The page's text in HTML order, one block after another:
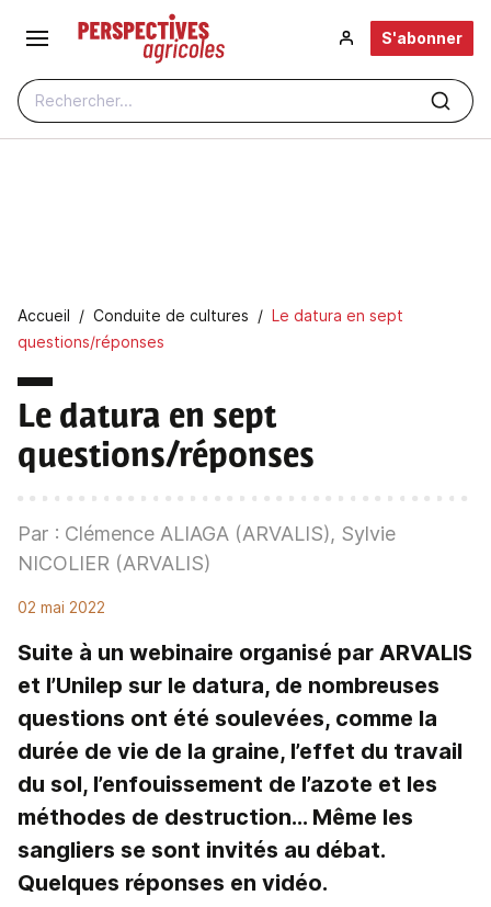
Aller au contenu principal
Rechercher...
S'abonner
Fil d'Ariane
Accueil Conduite de cultures
Le datura en sept
questions/réponses
Le datura en sept
questions/réponses
Par : Clémence ALIAGA (ARVALIS), Sylvie
NICOLIER (ARVALIS)
02 mai 2022
Suite à un webinaire organisé par ARVALIS
et l’Unilep sur le datura, de nombreuses
questions ont été soulevées, comme la
durée de vie de la graine, l’effet du travail
du sol, l’enfouissement de l’azote et les
méthodes de destruction… Même les
sangliers se sont invités au débat.
Quelques réponses en vidéo.